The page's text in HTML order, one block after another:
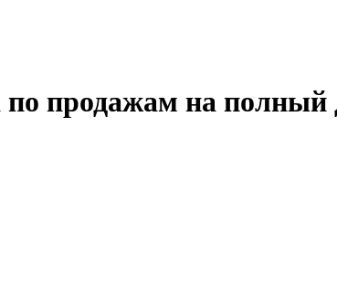
продажам на полный